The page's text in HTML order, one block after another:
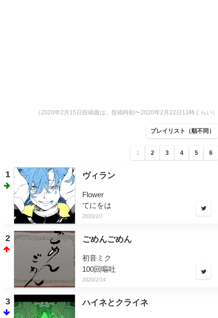
（2020年2月15日投稿曲は、投稿時刻〜2020年2月22日11時くらい）
プレイリスト（順不同）
1 2 3 4 5 6
1 ヴィラン
Flower
てにをは
2020/2/7
2 ごめんごめん
初音ミク
100回嘔吐
2020/2/14
3 ハイネとクライネ